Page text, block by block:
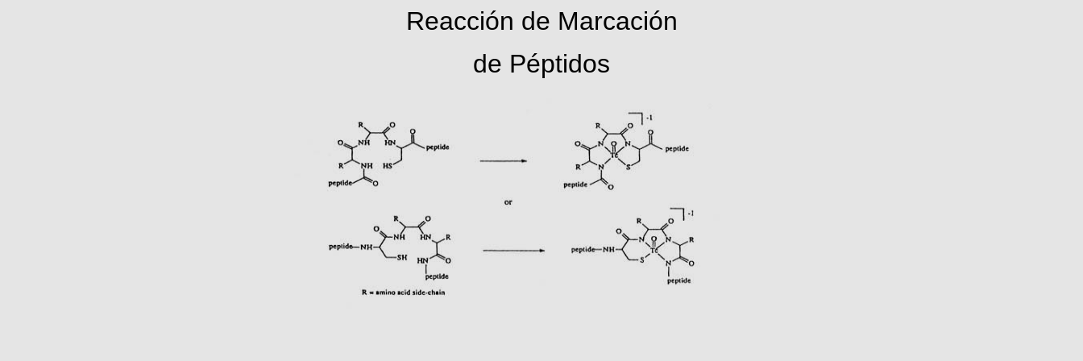
Reacción de Marcación
de Péptidos